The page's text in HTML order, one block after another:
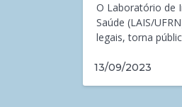
O Laboratório de
Saúde (LAIS/
legais, torna
13/09/2023